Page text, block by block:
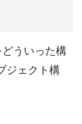
ういった構
ジェクト構